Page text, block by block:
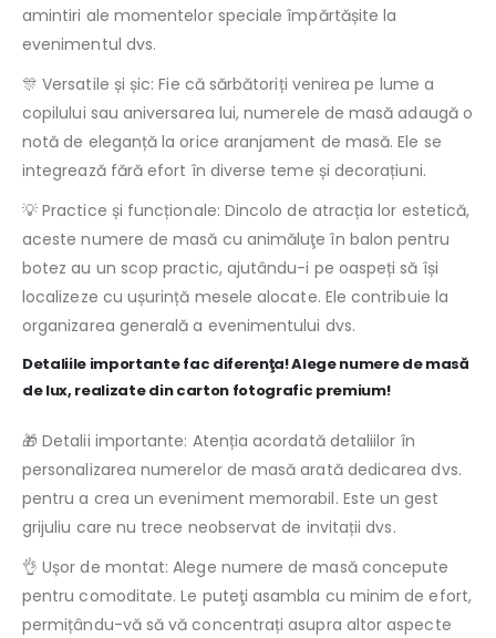
amintiri ale momentelor speciale împărtășite la
evenimentul dvs.
🎊 Versatile și șic: Fie că sărbătoriți venirea pe lume a
copilului sau aniversarea lui, numerele de masă adaugă o
notă de eleganță la orice aranjament de masă. Ele se
integrează fără efort în diverse teme și decorațiuni.
💡 Practice și funcționale: Dincolo de atracția lor estetică,
aceste numere de masă cu animăluţe în balon pentru
botez au un scop practic, ajutându-i pe oaspeți să își
localizeze cu ușurință mesele alocate. Ele contribuie la
organizarea generală a evenimentului dvs.
Detaliile importante fac diferenţa! Alege numere de masă
de lux, realizate din carton fotografic premium!
🎁 Detalii importante: Atenția acordată detaliilor în
personalizarea numerelor de masă arată dedicarea dvs.
pentru a crea un eveniment memorabil. Este un gest
grijuliu care nu trece neobservat de invitații dvs.
👌 Ușor de montat: Alege numere de masă concepute
pentru comoditate. Le puteţi asambla cu minim de efort,
permițându-vă să vă concentrați asupra altor aspecte